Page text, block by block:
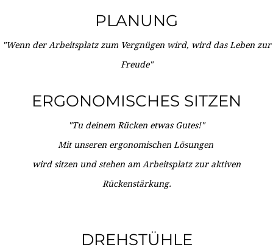
PLANUNG
"Wenn der Arbeitsplatz zum Vergnügen wird, wird das Leben zur
Freude"
ERGONOMISCHES SITZEN
"Tu deinem Rücken etwas Gutes!"
Mit unseren ergonomischen Lösungen
wird sitzen und stehen am Arbeitsplatz zur aktiven
Rückenstärkung.
DREHSTÜHLE